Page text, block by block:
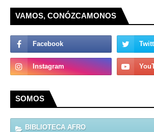
VAMOS, CONÓZCAMONOS
SOMOS
BIBLIOTECA AFRO